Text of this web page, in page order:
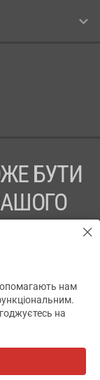
БУТИ
АПТЕКА911.ЮА
нам
на
✕